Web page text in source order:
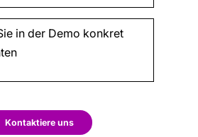
Kontaktiere uns